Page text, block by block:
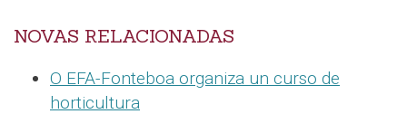
NOVAS RELACIONADAS
O EFA-Fonteboa organiza un curso de
horticultura